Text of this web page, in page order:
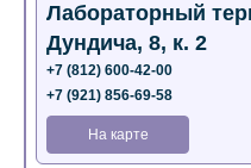
Лабораторный
Дундича, 8, к. 2
+7 (812) 600-42-00
+7 (921) 856-69-58
На карте